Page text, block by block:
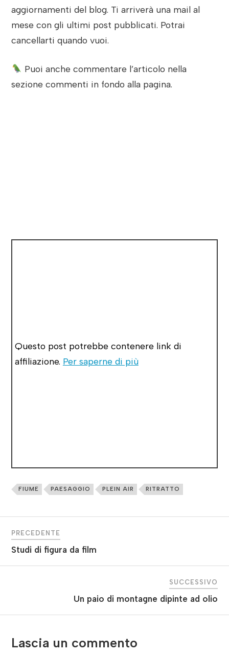
aggiornamenti del blog. Ti arriverà una mail al
mese con gli ultimi post pubblicati. Potrai
cancellarti quando vuoi.
Puoi anche commentare l’articolo nella
sezione commenti in fondo alla pagina.
Questo post potrebbe contenere link di
affiliazione. Per saperne di più
FIUME PAESAGGIO PLEIN AIR RITRATTO
PRECEDENTE
Studi di figura da film
SUCCESSIVO
Un paio di montagne dipinte ad olio
Lascia un commento